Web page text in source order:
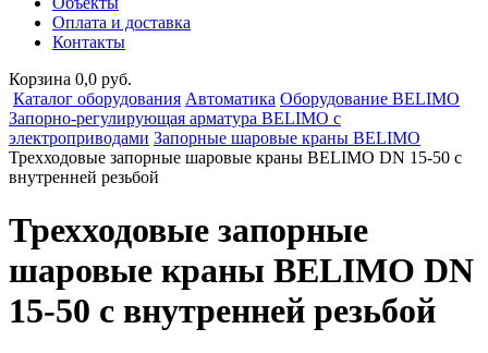
Оплата и доставка
Контакты
Корзина 0,0 руб.
Каталог оборудования Автоматика Оборудование BELIMO
Запорно-регулирующая арматура BELIMO с
электроприводами Запорные шаровые краны BELIMO
Трехходовые запорные шаровые краны BELIMO DN 15-50 с
внутренней резьбой
Трехходовые запорные
шаровые краны BELIMO DN
15-50 с внутренней резьбой